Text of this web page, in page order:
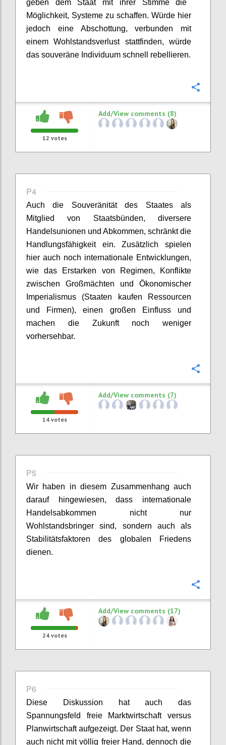
geben dem Staat mit ihrer Stimme die
Möglichkeit, Systeme zu schaffen. Würde hier
jedoch eine Abschottung, verbunden mit
einem Wohlstandsverlust stattfinden, würde
das souveräne Individuum schnell rebellieren.
12 votes
Add/View comments (8)
P4
Auch die Souveränität des Staates als
Mitglied von Staatsbünden, diversere
Handelsunionen und Abkommen, schränkt die
Handlungsfähigkeit ein. Zusätzlich spielen
hier auch noch internationale Entwicklungen,
wie das Erstarken von Regimen, Konflikte
zwischen Großmächten und Ökonomischer
Imperialismus (Staaten kaufen
Ressourcen
und Firmen),einen großen Einfluss und
machen dieZukunft noch weniger
vorhersehbar.
14votes
Add/View comments (7)
P5
Wir haben in diesem Zusammenhang auch
darauf hingewiesen, dass internationale
Handelsabkommen
nicht nur
Wohlstandsbringer sind, sondern auch als
Stabilitätsfaktoren des globalen Friedens
dienen.
24votes
Add/View comments (17)
P6
Diese Diskussion hat auch das
Spannungsfeld freie Marktwirtschaft versus
Planwirtschaftaufgezeigt. Der Staat hat, wenn
auch nicht mit völlig freierHand, dennochdie